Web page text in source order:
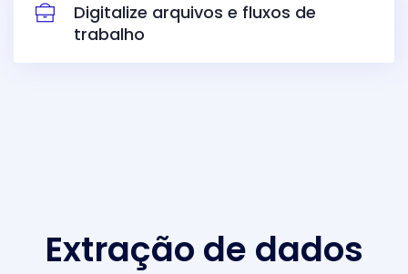
Digitalize arquivos e fluxos de
trabalho
Extração de dados